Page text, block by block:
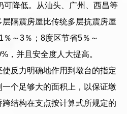
可降低。从汕头、广州、西昌等
隔震房屋比传统多层抗震房屋
～3％；8度区节省5％～
，并且安全度人大提高。
反力明确地作用到墩台的指定
个足够大的面积上，以保证墩
结构在支点按计算式所规定的